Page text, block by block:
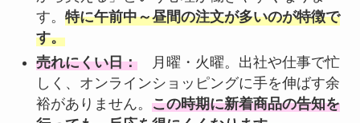
す。 特に午前中～昼間の注文が多いのが特徴で
す。
売れにくい日：月曜・火曜。出社や仕事で忙
しく、オンラインショッピングに手を伸ばす余
裕がありません。 この時期に新着商品の告知を